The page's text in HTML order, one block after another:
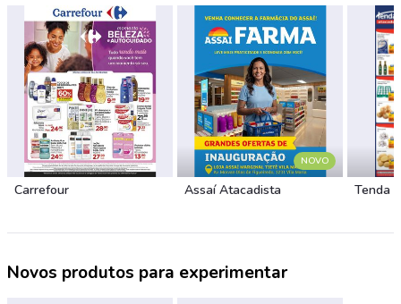
Carrefour
NOVO
Assaí Atacadista Tenda
Novos produtos para experimentar